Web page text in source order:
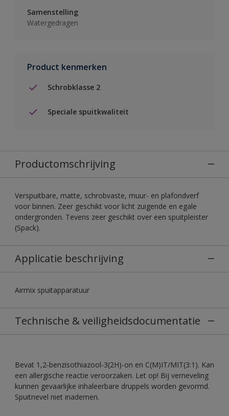
Samenstelling
Watergedragen
Product kenmerken
Schrobklasse 2
Speciale spuitkwaliteit
Productomschrijving
Verspuitbare, matte, schrobvaste, muur- en plafondverf
voor binnen. Zeer geschikt voor licht zuigende en egale
ondergronden. Tevens zeer geschikt over een spuitpleister
(Spack).
Applicatie beschrijving
Airmix spuitapparatuur
Technische & veiligheidsdocumentatie
Bevat 1,2-benzisothiazool-3(2H)-on en C(M)IT/MIT(3:1). Kan
een allergische reactie veroorzaken. Let op! Bij verneveling
kunnen gevaarlijke inhaleerbare druppels worden gevormd.
Spuitnevel niet inademen.